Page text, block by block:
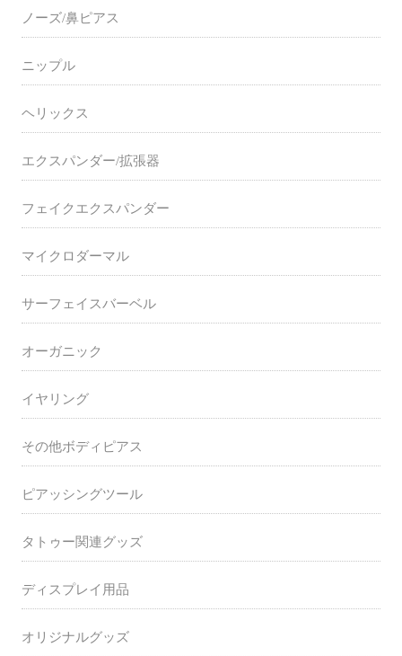
ノーズ/鼻ピアス
ニップル
ヘリックス
エクスパンダー/拡張器
フェイクエクスパンダー
マイクロダーマル
サーフェイスバーベル
オーガニック
イヤリング
その他ボディピアス
ピアッシングツール
タトゥー関連グッズ
ディスプレイ用品
オリジナルグッズ